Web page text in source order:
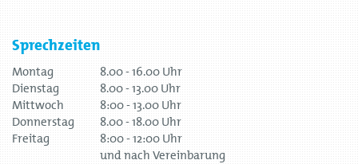
Sprechzeiten
Montag
8.00 - 16.00 Uhr
Dienstag
8.00 - 13.00 Uhr
Mittwoch
8:00 - 13.00 Uhr
Donnerstag
8.00 - 18.00 Uhr
Freitag
8:00 - 12:00 Uhr
und nach Vereinbarung